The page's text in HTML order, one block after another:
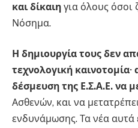
και δίκαιη για όλους όσοι
Νόσημα.
Η δημιουργία τους δεν
τεχνολογική
δέσμευση της Ε.Σ.Α.Ε. να
Ασθενών, και να
ενδυνάμωσης. Τα νέα αυτά